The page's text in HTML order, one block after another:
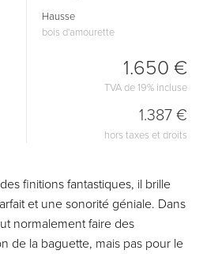
Hausse
bois d'amourette
1.650 €
TVA de 19% incluse
1.387 €
hors taxes et droits
finitions fantastiques, il brille
et une sonorité géniale. Dans
normalement faire des
de la baguette, mais pas pour le